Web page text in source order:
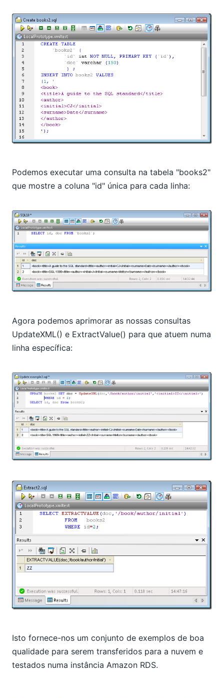
Podemos executar uma consulta na tabela "books2"
que mostre a coluna "id" única para cada linha:
Agora podemos aprimorar as nossas consultas
UpdateXML() e ExtractValue() para que atuem numa
linha específica:
Isto fornece-nos um conjunto de exemplos de boa
qualidade para serem transferidos para a nuvem e
testados numa instância Amazon RDS.